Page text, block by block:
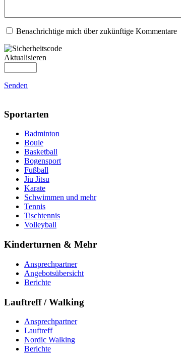
Benachrichtige mich über zukünftige Kommentare
Aktualisieren
Senden
Sportarten
Badminton
Boule
Basketball
Bogensport
Fußball
Jiu Jitsu
Karate
Schwimmen und mehr
Tennis
Tischtennis
Volleyball
Kinderturnen & Mehr
Ansprechpartner
Angebotsübersicht
Berichte
Lauftreff / Walking
Ansprechpartner
Lauftreff
Nordic Walking
Berichte